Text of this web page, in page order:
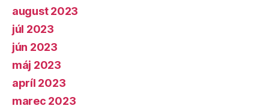
august 2023
júl 2023
jún 2023
máj 2023
apríl 2023
marec 2023